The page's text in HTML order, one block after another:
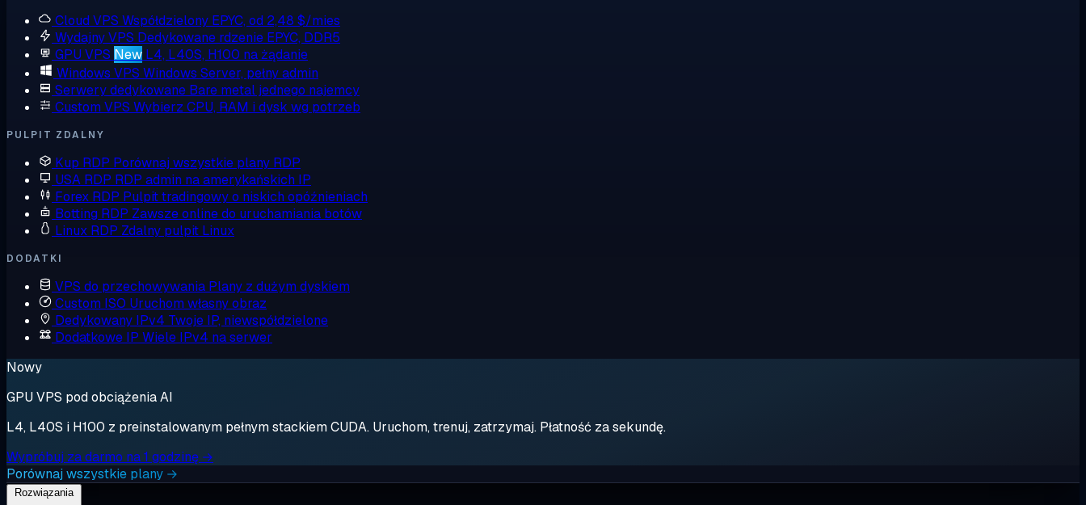
Cloud VPS Współdzielony EPYC, od 2,48 $/mies
Wydajny VPS Dedykowane rdzenie EPYC, DDR5
GPU VPS New L4, L40S, H100 na żądanie
Windows VPS Windows Server, pełny admin
Serwery dedykowane Bare metal jednego najemcy
Custom VPS Wybierz CPU, RAM i dysk wg potrzeb
PULPIT ZDALNY
Kup RDP Porównaj wszystkie plany RDP
USA RDP RDP admin na amerykańskich IP
Forex RDP Pulpit tradingowy o niskich opóźnieniach
Botting RDP Zawsze online do uruchamiania botów
Linux RDP Zdalny pulpit Linux
DODATKI
VPS do przechowywania Plany z dużym dyskiem
Custom ISO Uruchom własny obraz
Dedykowany IPv4 Twoje IP, niewspółdzielone
Dodatkowe IP Wiele IPv4 na serwer
Nowy
GPU VPS pod obciążenia AI
L4, L40S i H100 z preinstalowanym pełnym stackiem CUDA. Uruchom, trenuj, zatrzymaj. Płatność za sekundę.
Wypróbuj za darmo na 1 godzinę →
Porównaj wszystkie plany →
Rozwiązania